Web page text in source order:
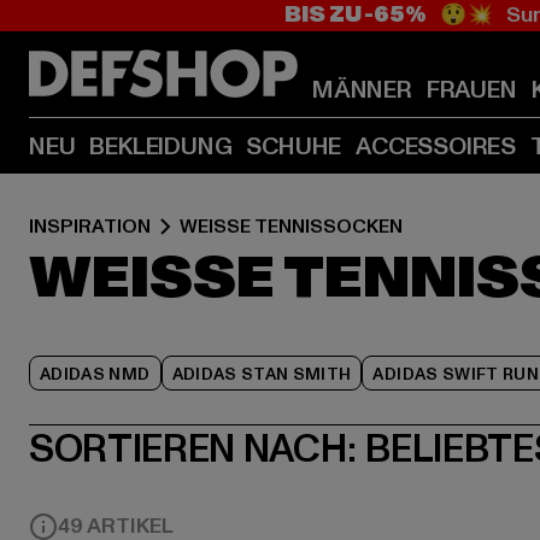
BIS ZU -65% 😲💥
MÄNNER FRAUEN
NEU BEKLEIDUNG SCHUHE ACCESSOIRES
INSPIRATION WEISSE TENNISSOCKEN
WEISSE
ADIDAS NMD ADIDAS STAN SMITH ADIDAS SWIFT RUN
SORTIEREN NACH:
49 ARTIKEL